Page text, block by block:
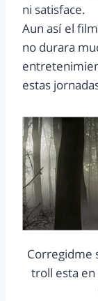
ni satisface.
Aun así el
no durara
estas
Corregidme
troll esta